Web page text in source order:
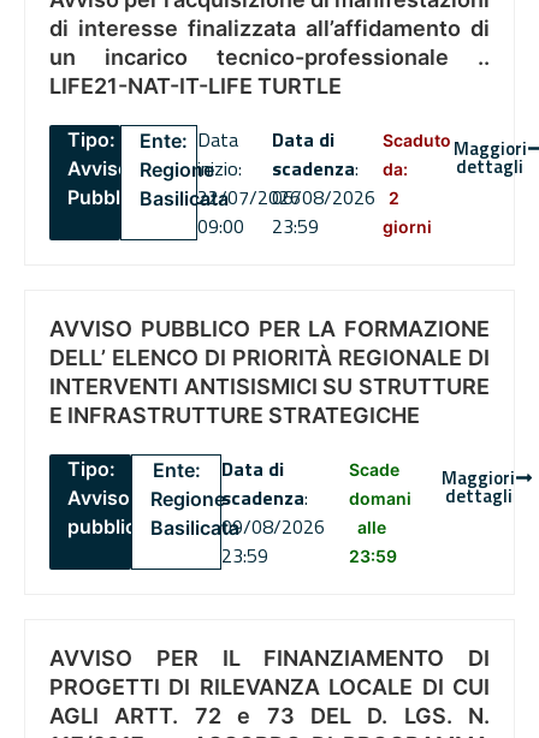
di interesse finalizzata all’affidamento di
un incarico tecnico-professionale ..
LIFE21-NAT-IT-LIFE TURTLE
Tipo:
Avviso
Pubblico
Ente:
Regione
Basilicata
Data
inizio:
22/07/2026
09:00
Data di
scadenza:
06/08/2026
23:59
Scaduto
da:
2
giorni
Maggiori
dettagli
AVVISO PUBBLICO PER LA FORMAZIONE
DELL’ ELENCO DI PRIORITÀ REGIONALE DI
INTERVENTI ANTISISMICI SU STRUTTURE
E INFRASTRUTTURE STRATEGICHE
Tipo:
Avviso
pubblico
Ente:
Regione
Basilicata
Data di
scadenza:
09/08/2026
23:59
Scade
domani
alle
23:59
Maggiori
dettagli
AVVISO PER IL FINANZIAMENTO DI
PROGETTI DI RILEVANZA LOCALE DI CUI
AGLI ARTT. 72 e 73 DEL D. LGS. N.